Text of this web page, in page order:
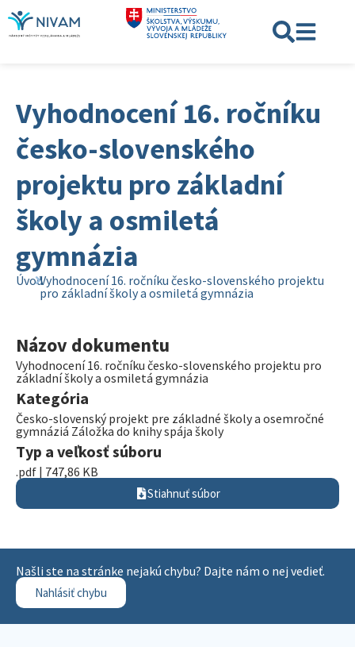
Vyhodnocení 16. ročníku
česko-slovenského
projektu pro základní
školy a osmiletá
gymnázia
ÚvodVyhodnocení 16. ročníku česko-slovenského projektu
pro základní školy a osmiletá gymnázia
Názov dokumentu
Vyhodnocení 16. ročníku česko-slovenského projektu pro
základní školy a osmiletá gymnázia
Kategória
Česko-slovenský projekt pre základné školy a osemročné
gymnáziá Záložka do knihy spája školy
Typ a veľkosť súboru
.pdf | 747,86 KB
Stiahnuť súbor
Našli ste na stránke nejakú chybu? Dajte nám o nej vedieť.
Nahlásiť chybu